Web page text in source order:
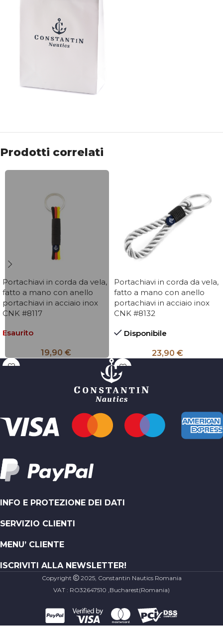
Prodotti correlati
Portachiavi in corda da vela,
fatto a mano con anello
portachiavi in acciaio inox
CNK #8117
Esaurito
19,90 €
Portachiavi in corda da vela,
fatto a mano con anello
portachiavi in acciaio inox
CNK #8132
Disponibile
23,90 €
INFO E PROTEZIONE DEI DATI
SERVIZIO CLIENTI
MENU’ CLIENTE
ISCRIVITI ALLA NEWSLETTER!
Copyright
2025, Constantin Nautics Romania
VAT : RO32647510 ,Bucharest(Romania)
Portachiavi
in corda da